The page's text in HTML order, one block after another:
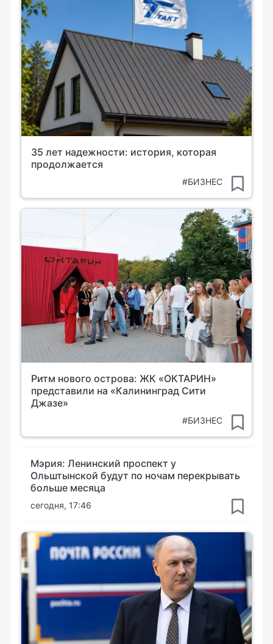
35 лет надежности: история, которая
продолжается
#БИЗНЕС
Ритм нового острова: ЖК «ОКТАРИН»
представили на «Калининград Сити
Джазе»
#БИЗНЕС
Мэрия: Ленинский проспект у
Ольштынской будут по ночам перекрывать
больше месяца
сегодня, 17:46